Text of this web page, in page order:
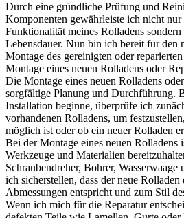
Durch eine gründliche Prüfung und
Komponenten gewährleiste ich nicht
Funktionalität meines Rolladens sondern
Lebensdauer. Nun bin ich bereit für den
Montage des gereinigten oder
Montage eines neuen Rolladens oder
Die Montage eines neuen Rolladens
sorgfältige Planung und Durchführung.
Installation beginne, überprüfe ich
vorhandenen Rolladens, um
möglich ist oder ob ein neuer Rolladen
Bei der Montage eines neuen Rolladens
Werkzeuge und Materialien
Schraubendreher, Bohrer,
ich sicherstellen, dass der neue Rolladen
Abmessungen entspricht und zum Stil
Wenn ich mich für die Reparatur